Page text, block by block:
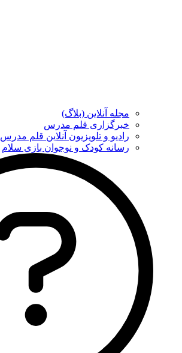
مجله آنلاین (بلاگ)
خبرگزاری قلم مدرس
رادیو و تلویزیون آنلاین قلم مدرس
رسانه کودک و نوجوان بازی سلام